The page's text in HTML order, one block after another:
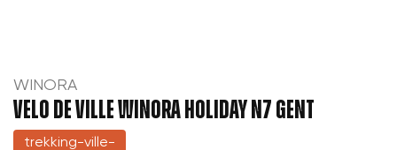
WINORA
VELO DE VILLE WINORA HOLIDAY N7 GENT
trekking-ville-